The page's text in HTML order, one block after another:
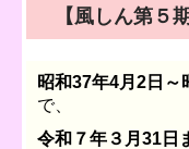
【風しん第５
昭和37年4月2日
で、
令和７年３月31日